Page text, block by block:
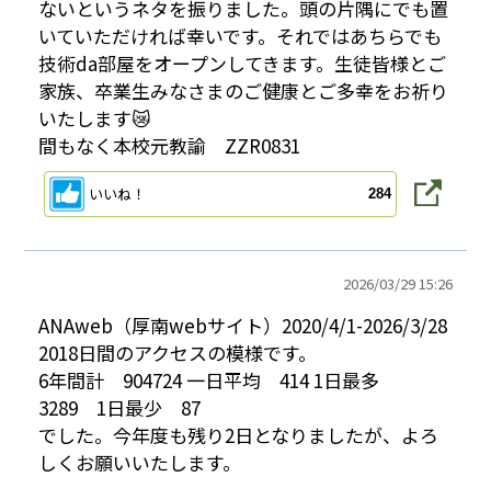
ないというネタを振りました。頭の片隅にでも置
いていただければ幸いです。それではあちらでも
技術da部屋をオープンしてきます。生徒皆様とご
家族、卒業生みなさまのご健康とご多幸をお祈り
いたします😿
間もなく本校元教諭 ZZR0831
いいね！ 284
2026/03/29 15:26
ANAweb（厚南webサイト）2020/4/1-2026/3/28
2018日間のアクセスの模様です。
6年間計 904724 一日平均 414 1日最多
3289 1日最少 87
でした。今年度も残り2日となりましたが、よろ
しくお願いいたします。